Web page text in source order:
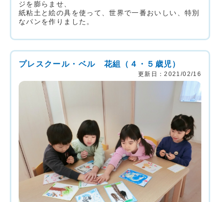
ジを膨らませ、
紙粘土と絵の具を使って、世界で一番おいしい、特別
なパンを作りました。
プレスクール・ベル 花組（４・５歳児）
更新日：2021/02/16